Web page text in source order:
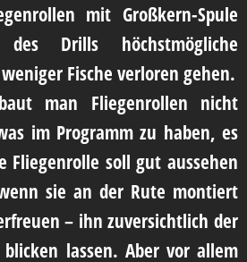
mit Großkern-Spule
Drills höchstmögliche
Fische verloren gehen.
baut man Fliegenrollen nicht
im Programm zu haben, es
Fliegenrolle soll gut aussehen
sie an der Rute montiert
– ihn zuversichtlich der
blicken lassen. Aber vor allem